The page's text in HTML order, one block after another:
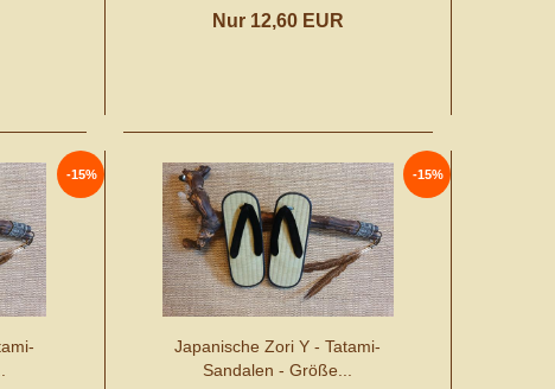
Nur 12,60 EUR
-15% -15%
Japanische Zori Y - Tatami-
Sandalen - Größe...